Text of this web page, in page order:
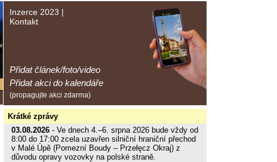
Inzerce 2023 |
Kontakt
Přidat článek/foto/video
Přidat akci do kalendáře
(propagujte akci zdarma)
Krátké zprávy
03.08.2026 - Ve dnech 4.–6. srpna 2026 bude vždy od
8:00 do 17:00 zcela uzavřen silniční hraniční přechod
v Malé Úpě (Pomezní Boudy – Przełęcz Okraj) z
důvodu opravy vozovky na polské straně.